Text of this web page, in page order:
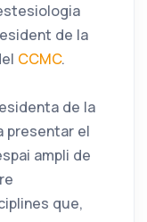
de la
CCMC.
de la
presentar el
ampli de
que,